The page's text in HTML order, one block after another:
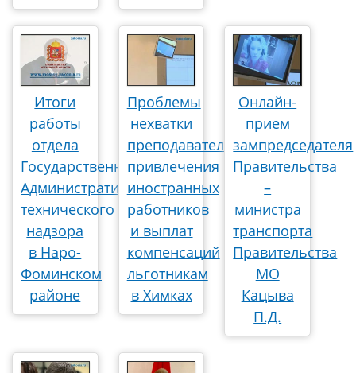
Итоги
работы
отдела
Государственного
Административно-
технического
надзора
в Наро-
Фоминском
районе
Проблемы
нехватки
преподавателей,
привлечения
иностранных
работников
и выплат
компенсаций
льготникам
в Химках
Онлайн-
прием
зампредседателя
Правительства
–
министра
транспорта
Правительства
МО
Кацыва
П.Д.